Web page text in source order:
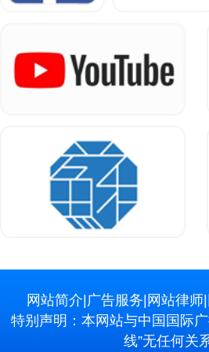
网站简介| 广告服务| 网站律师|
特别声明：本网站与中国国际
线”无任何关